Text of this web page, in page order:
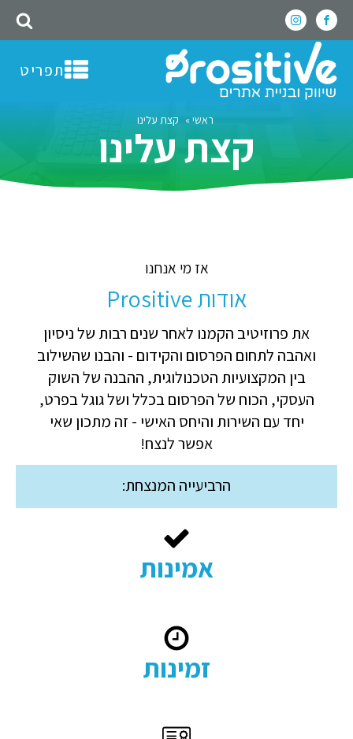
תפריט
ראשי» קצת עלינו
קצת עלינו
אז מי אנחנו
אודות Prositive
את פרוזיטיב הקמנו לאחר שנים רבות של ניסיון
ואהבה לתחום הפרסום והקידום - והבנו שהשילוב
בין המקצועיות הטכנולוגית, ההבנה של השוק
העסקי, הכוח של הפרסום בכלל ושל גוגל בפרט,
יחד עם השירות והיחס האישי - זה מתכון שאי
אפשר לנצח!
הרביעייה המנצחת:
אמינות
זמינות